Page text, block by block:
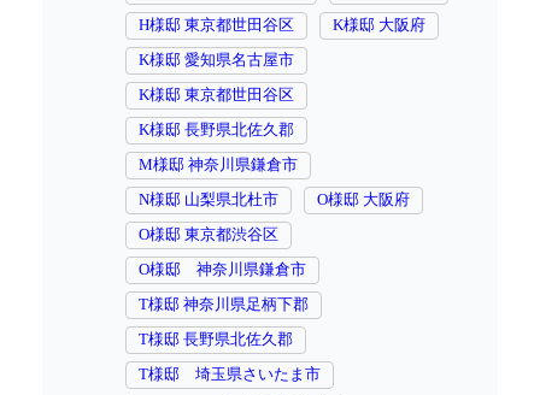
H様邸 東京都世田谷区 K様邸 大阪府
K様邸 愛知県名古屋市
K様邸 東京都世田谷区
K様邸 長野県北佐久郡
M様邸 神奈川県鎌倉市
N様邸 山梨県北杜市 O様邸 大阪府
O様邸 東京都渋谷区
O様邸 神奈川県鎌倉市
T様邸 神奈川県足柄下郡
T様邸 長野県北佐久郡
T様邸 埼玉県さいたま市